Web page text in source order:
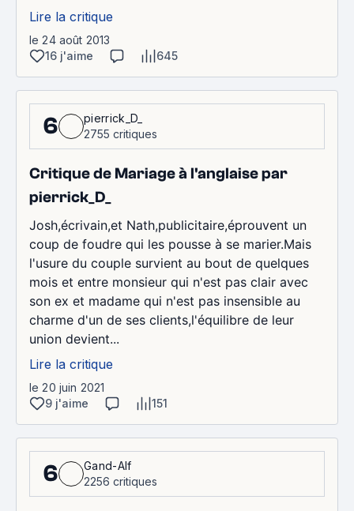
Lire la critique
le 24 août 2013
16 j'aime
645
6
pierrick_D_
2755 critiques
Critique de Mariage à l'anglaise par
pierrick_D_
Josh,écrivain,et Nath,publicitaire,éprouvent un
coup de foudre qui les pousse à se marier.Mais
l'usure du couple survient au bout de quelques
mois et entre monsieur qui n'est pas clair avec
son ex et madame qui n'est pas insensible au
charme d'un de ses clients,l'équilibre de leur
union devient...
Lire la critique
le 20 juin 2021
9 j'aime
151
6
Gand-Alf
2256 critiques